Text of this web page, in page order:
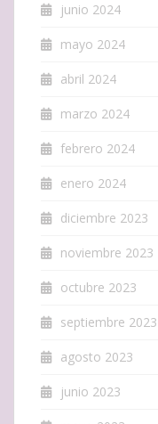
junio 2024
mayo 2024
abril 2024
marzo 2024
febrero 2024
enero 2024
diciembre 2023
noviembre 2023
octubre 2023
septiembre 2023
agosto 2023
junio 2023